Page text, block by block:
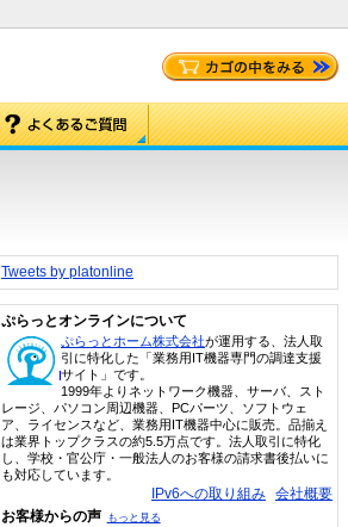
Tweets by platonline
ぷらっとオンラインについて
ぷらっとホーム株式会社が運用する、法人取
引に特化した「業務用IT機器専門の調達支援
サイト」です。
1999年よりネットワーク機器、サーバ、スト
レージ、パソコン周辺機器、PCパーツ、ソフトウェ
ア、ライセンスなど、業務用IT機器中心に販売。品揃え
は業界トップクラスの約5.5万点です。法人取引に特化
し、学校・官公庁・一般法人のお客様の請求書後払いに
も対応しています。
IPv6への取り組み 会社概要
お客様からの声 もっと見る